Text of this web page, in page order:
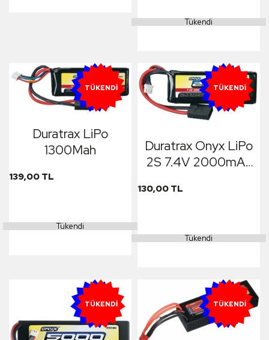
Tükendi
YENI
TÜKENDI
Duratrax LiPo
1300Mah
139,00 TL
Tükendi
YENI
TÜKENDI
Duratrax Onyx LiPo
2S 7.4V 2000mAh
130,00 TL
Tükendi
YENI
TÜKENDI YENI
TÜKENDI